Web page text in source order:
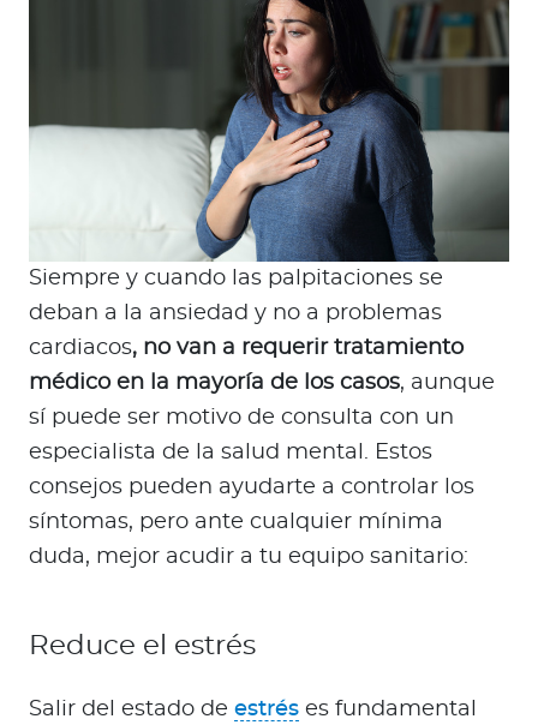
Siempre y cuando las palpitaciones se
deban a la ansiedad y no a problemas
cardiacos, no van a requerir tratamiento
médico en la mayoría de los casos, aunque
sí puede ser motivo de consulta con un
especialista de la salud mental. Estos
consejos pueden ayudarte a controlar los
síntomas, pero ante cualquier mínima
duda, mejor acudir a tu equipo sanitario:
Reduce el estrés
Salir del estado de estrés es fundamental